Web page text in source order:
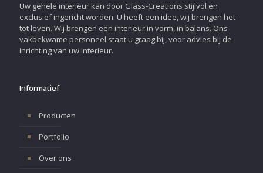
Uw gehele interieur kan door Glass-Creations stijlvol en
exclusief ingericht worden. U heeft een idee, wij brengen het
tot leven. Wij brengen een interieur in vorm, in balans. Ons
vakbekwame personeel staat u graag bij, voor advies bij de
inrichting van uw interieur.
Informatief
Producten
Portfolio
Over ons